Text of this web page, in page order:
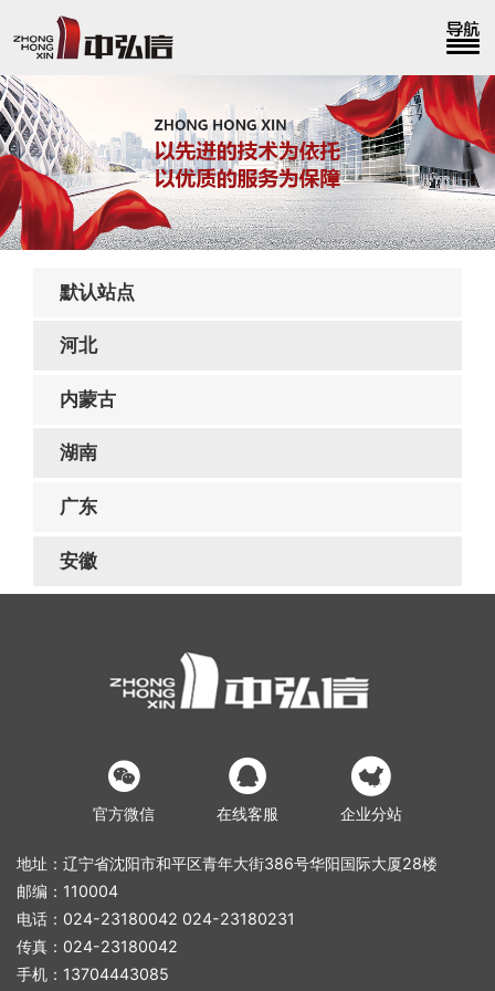
默认站点
河北
内蒙古
湖南
广东
安徽

官方微信

在线客服

企业分站
地址：辽宁省沈阳市和平区青年大街386号华阳国际大厦28楼
邮编：110004
电话：024-23180042 024-23180231
传真：024-23180042
手机：13704443085